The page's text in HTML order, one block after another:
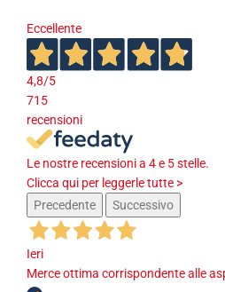
Eccellente
4,8/5
715
recensioni
Le nostre recensioni a 4 e 5 stelle.
Clicca qui per leggerle tutte >
Precedente
Successivo
Ieri
Merce ottima corrispondente alle